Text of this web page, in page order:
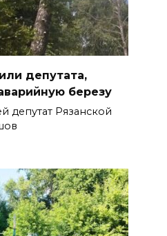
депутата,
березу
депутат Рязанской